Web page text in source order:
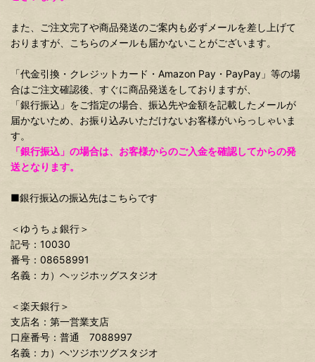
また、ご注文完了や商品発送のご案内も必ずメールを差し上げて
おりますが、こちらのメールも届かないことがございます。
「代金引換・クレジットカード・Amazon Pay・PayPay」等の場
合はご注文確認後、すぐに商品発送をしておりますが、
「銀行振込」をご指定の場合、振込先や金額を記載したメールが
届かないため、お振り込みいただけないお客様がいらっしゃいま
す。
「銀行振込」の場合は、お客様からのご入金を確認してからの発
送となります。
■銀行振込の振込先はこちらです
＜ゆうちょ銀行＞
記号：10030
番号：08658991
名義：カ）ヘッジホッグスタジオ
＜楽天銀行＞
支店名：第一営業支店
口座番号：普通 7088997
名義：カ）ヘツジホツグスタジオ